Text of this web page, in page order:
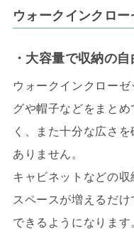
ウォークインクロ
・大容量で収納の
ウォークインクロー
グや帽子などをまと
く、また十分な広さ
ありません。
キャビネットなどの
スペースが増えるだ
できるようになります